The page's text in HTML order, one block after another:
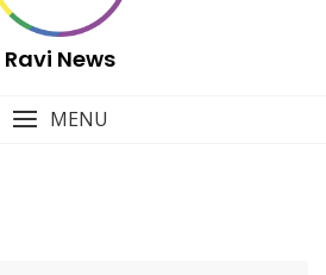
Ravi News
MENU